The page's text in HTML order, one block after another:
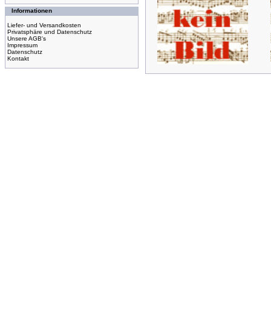
Informationen
Liefer- und Versandkosten
Privatsphäre und Datenschutz
Unsere AGB's
Impressum
Datenschutz
Kontakt